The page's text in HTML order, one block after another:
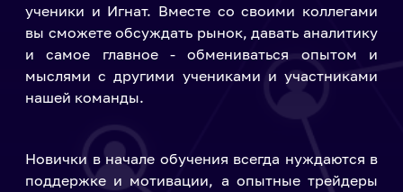
ученики и Игнат. Вместе со своими коллегами
вы сможете обсуждать рынок, давать аналитику
и самое главное - обмениваться опытом и
мыслями с другими учениками и участниками
нашей команды.
Новички в начале обучения всегда нуждаются в
поддержке и мотивации, а опытные трейдеры